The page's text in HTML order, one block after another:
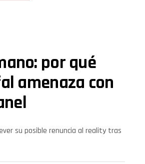
por qué
amenaza con
su posible renuncia al reality tras